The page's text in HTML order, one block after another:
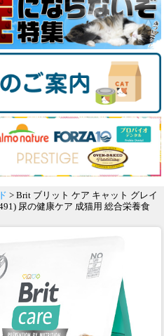
> Brit ブリット ケア キャット グレイ
尿の健康ケア 成猫用 総合栄養食